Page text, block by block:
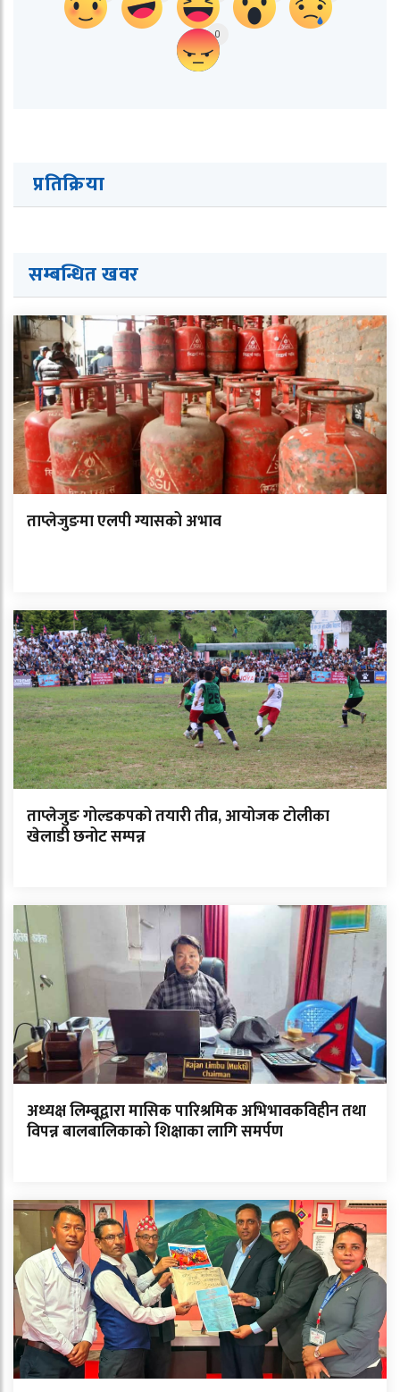
0
प्रतिक्रिया
सम्बन्धित खवर
ताप्लेजुङमा एलपी ग्यासको अभाव
ताप्लेजुङ गोल्डकपको तयारी तीव्र, आयोजक टोलीका
खेलाडी छनोट सम्पन्न
अध्यक्ष लिम्बूद्वारा मासिक पारिश्रमिक अभिभावकविहीन तथा
विपन्न बालबालिकाको शिक्षाका लागि समर्पण